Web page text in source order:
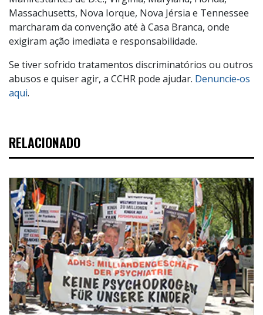
Massachusetts, Nova Iorque, Nova Jérsia e Tennessee
marcharam da convenção até à Casa Branca, onde
exigiram ação imediata e responsabilidade.
Se tiver sofrido tratamentos discriminatórios ou outros
abusos e quiser agir, a CCHR pode ajudar. Denuncie‑os
aqui.
RELACIONADO